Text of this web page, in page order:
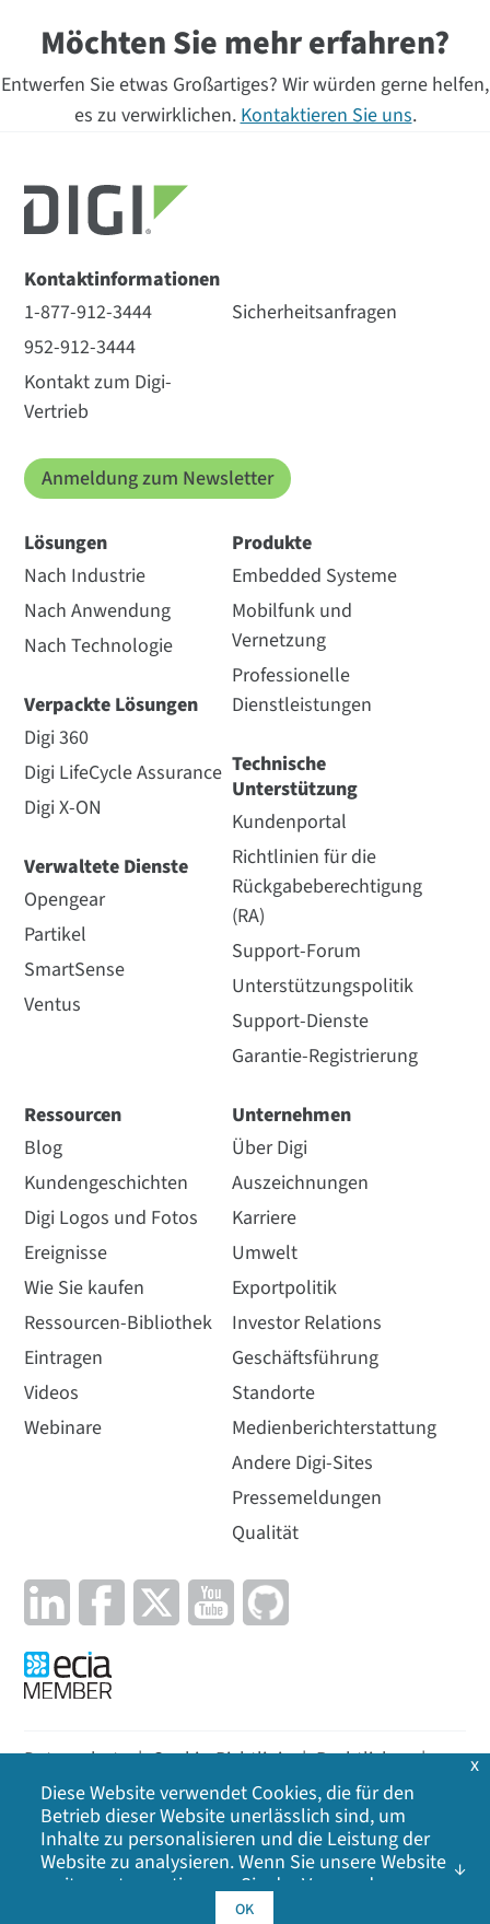
Möchten Sie mehr erfahren?
Entwerfen Sie etwas Großartiges? Wir würden gerne helfen,
es zu verwirklichen.Kontaktieren Sie uns.
Kontaktinformationen
1-877-912-3444
952-912-3444
Kontakt zum Digi-
Vertrieb
Sicherheitsanfragen
Anmeldung zum Newsletter
Lösungen
Nach Industrie
Nach Anwendung
Nach Technologie
Verpackte Lösungen
Digi 360
Digi LifeCycle Assurance
Digi X-ON
Verwaltete Dienste
Opengear
Partikel
SmartSense
Ventus
Produkte
Embedded Systeme
Mobilfunk und
Vernetzung
Professionelle
Dienstleistungen
Technische
Unterstützung
Kundenportal
Richtlinien für die
Rückgabeberechtigung
(RA)
Support-Forum
Unterstützungspolitik
Support-Dienste
Garantie-Registrierung
Ressourcen
Blog
Kundengeschichten
Digi Logos und Fotos
Ereignisse
Wie Sie kaufen
Ressourcen-Bibliothek
Eintragen
Videos
Webinare
Unternehmen
Über Digi
Auszeichnungen
Karriere
Umwelt
Exportpolitik
Investor Relations
Geschäftsführung
Standorte
Medienberichterstattung
Andere Digi-Sites
Pressemeldungen
Qualität
Datenschutz | Cookie-Richtlinie | Rechtliches |
Lageplan
©2026Digi International Inc. Alle Rechte
vorbehalten.
Diese Website verwendet Cookies, die für den
Betrieb dieser Website unerlässlich sind, um
Inhalte zu personalisieren und die Leistung der
Website zu analysieren. Wenn Sie unsere Website
weiter nutzen, stimmen Sie der Verwendung
unserer Cookies zu. Klicken Sie auf OK, um Ihr
OK
x